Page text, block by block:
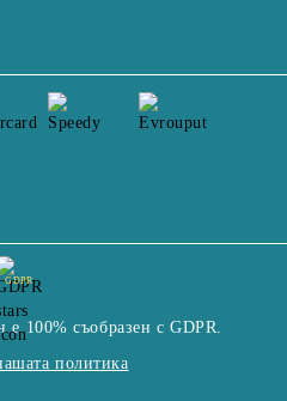
GDPR
100% съобразен с GDPR.
политика